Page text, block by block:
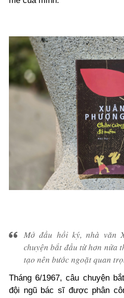
Mở đầu hồi ký, nhà văn
chuyện bắt đầu từ hơn nửa
tạo nên bước ngoặt quan
Tháng 6/1967, câu chuyện
đội ngũ bác sĩ được phân